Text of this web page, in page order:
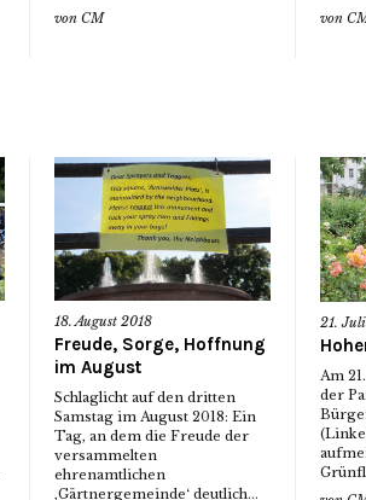
von CM
von
18. August 2018
Freude, Sorge, Hoffnung
im August
Schlaglicht auf den dritten
Samstag im August 2018: Ein
Tag, an dem die Freude der
versammelten
ehrenamtlichen
‚Gärtnergemeinde‘ deutlich...
21.
Am
der